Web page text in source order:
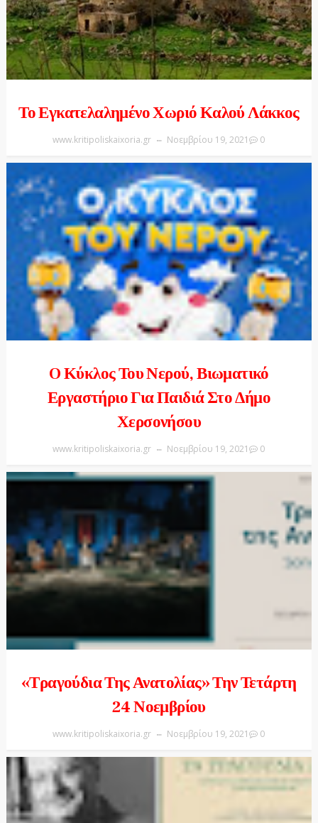
Το Εγκατελαλημένο Χωριό Καλού Λάκκος
www.kritipoliskaixoria.gr Νοεμβρίου 19, 2021 0
O Κύκλος Του Νερού, Βιωματικό
Εργαστήριο Για Παιδιά Στο Δήμο
Χερσονήσου
www.kritipoliskaixoria.gr Νοεμβρίου 19, 2021 0
«Τραγούδια Της Ανατολίας» Την Τετάρτη
24 Νοεμβρίου
www.kritipoliskaixoria.gr Νοεμβρίου 19, 2021 0